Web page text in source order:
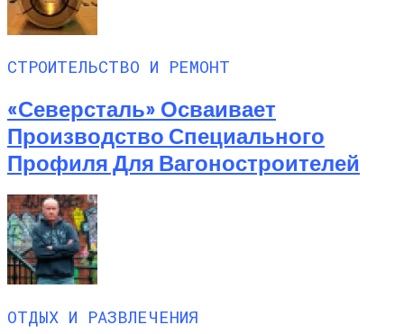
СТРОИТЕЛЬСТВО И РЕМОНТ
«Северсталь» Осваивает
Производство Специального
Профиля Для Вагоностроителей
ОТДЫХ И РАЗВЛЕЧЕНИЯ